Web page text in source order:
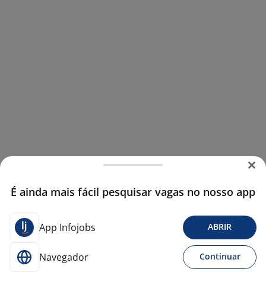
É ainda mais fácil pesquisar vagas no nosso app
App Infojobs ABRIR
Navegador Continuar